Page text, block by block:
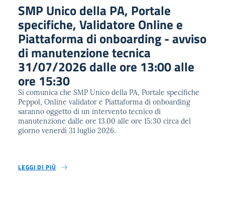
SMP Unico della PA, Portale
specifiche, Validatore Online e
Piattaforma di onboarding - avviso
di manutenzione tecnica
31/07/2026 dalle ore 13:00 alle
ore 15:30
Si comunica che SMP Unico della PA, Portale specifiche
Peppol, Online validator e Piattaforma di onboarding
saranno oggetto di un intervento tecnico di
manutenzione dalle ore 13.00 alle ore 15:30 circa del
giorno venerdì 31 luglio 2026.
LEGGI DI PIÙ